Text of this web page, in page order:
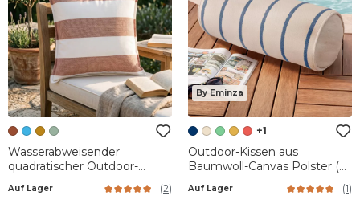
Wasserabweisender
quadratischer Outdoor-
Noa Ziegel
Auf Lager (2)
By Eminza
+1
Outdoor-Kissen aus
Baumwoll-Canvas Polster (45
x 20 cm) Ocealys Marineblau
Auf Lager (1)